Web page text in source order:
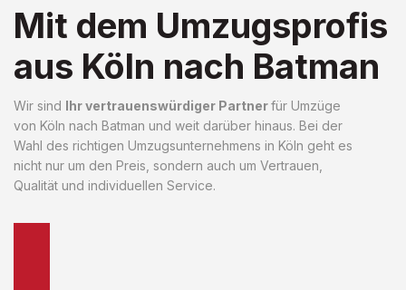
Mit dem Umzugsprofis
aus Köln nach Batman
Wir sind Ihr vertrauenswürdiger Partnerfür Umzüge
von Köln nach Batman und weit darüber hinaus. Bei der
Wahl des richtigen Umzugsunternehmens in Köln geht es
nicht nur um den Preis, sondern auch um Vertrauen,
Qualität und individuellen Service.